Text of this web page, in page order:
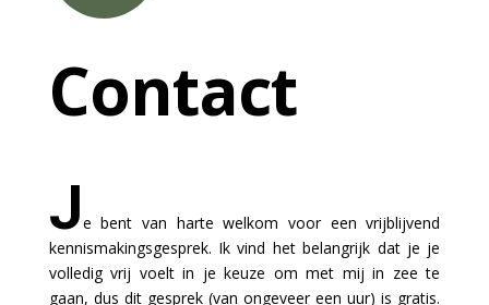
Contact
Je bent van harte welkom voor een vrijblijvend
kennismakingsgesprek. Ik vind het belangrijk dat je je
volledig vrij voelt in je keuze om met mij in zee te
gaan, dus dit gesprek (van ongeveer een uur) is gratis.